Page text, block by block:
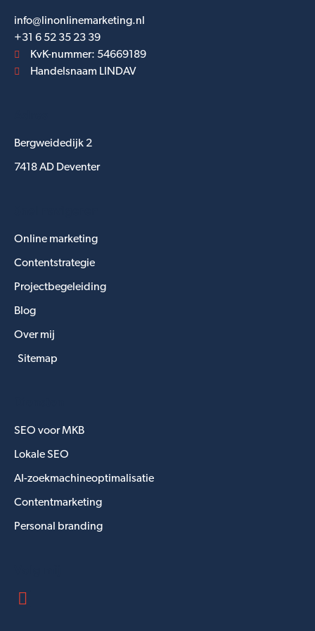
info@linonlinemarketing.nl
+31 6 52 35 23 39
KvK-nummer: 54669189
Handelsnaam LINDAV
Bergweidedijk 2
7418 AD Deventer
Online marketing
Contentstrategie
Projectbegeleiding
Blog
Over mij
Sitemap
SEO voor MKB
Lokale SEO
AI-zoekmachineoptimalisatie
Contentmarketing
Personal branding